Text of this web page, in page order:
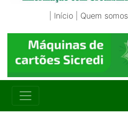
Início Quem somos